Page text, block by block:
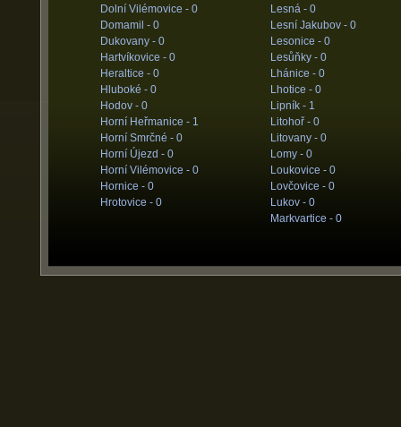
Dolní Vilémovice - 0
Domamil - 0
Dukovany - 0
Hartvíkovice - 0
Heraltice - 0
Hluboké - 0
Hodov - 0
Horní Heřmanice - 1
Horní Smrčné - 0
Horní Újezd - 0
Horní Vilémovice - 0
Hornice - 0
Hrotovice - 0
Lesná - 0
Lesní Jakubov - 0
Lesonice - 0
Lesůňky - 0
Lhánice - 0
Lhotice - 0
Lipník - 1
Litohoř - 0
Litovany - 0
Lomy - 0
Loukovice - 0
Lovčovice - 0
Lukov - 0
Markvartice - 0